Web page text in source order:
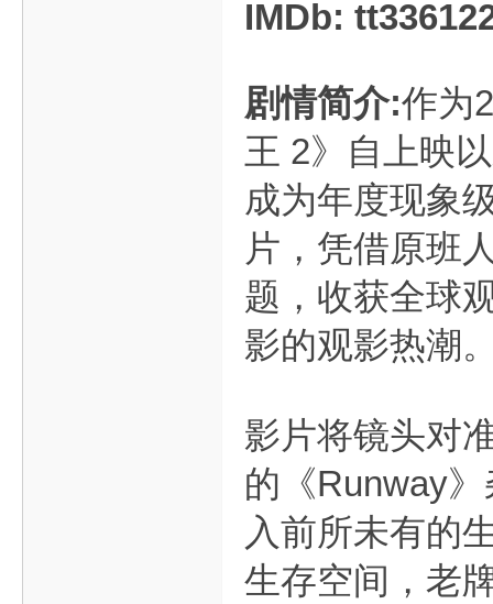
IMDb:
剧情简介:作为
王 2》自上映
成为年度现象
片，凭借原班
题，收获全球
影的观影热潮
影片将镜头对
的《Runway
入前所未有的
生存空间，老